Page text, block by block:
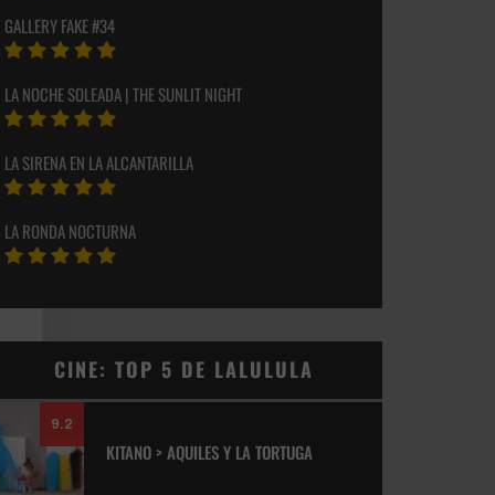
GALLERY FAKE #34
LA NOCHE SOLEADA | THE SUNLIT NIGHT
LA SIRENA EN LA ALCANTARILLA
LA RONDA NOCTURNA
CINE: TOP 5 DE LALULULA
9.2
KITANO > AQUILES Y LA TORTUGA